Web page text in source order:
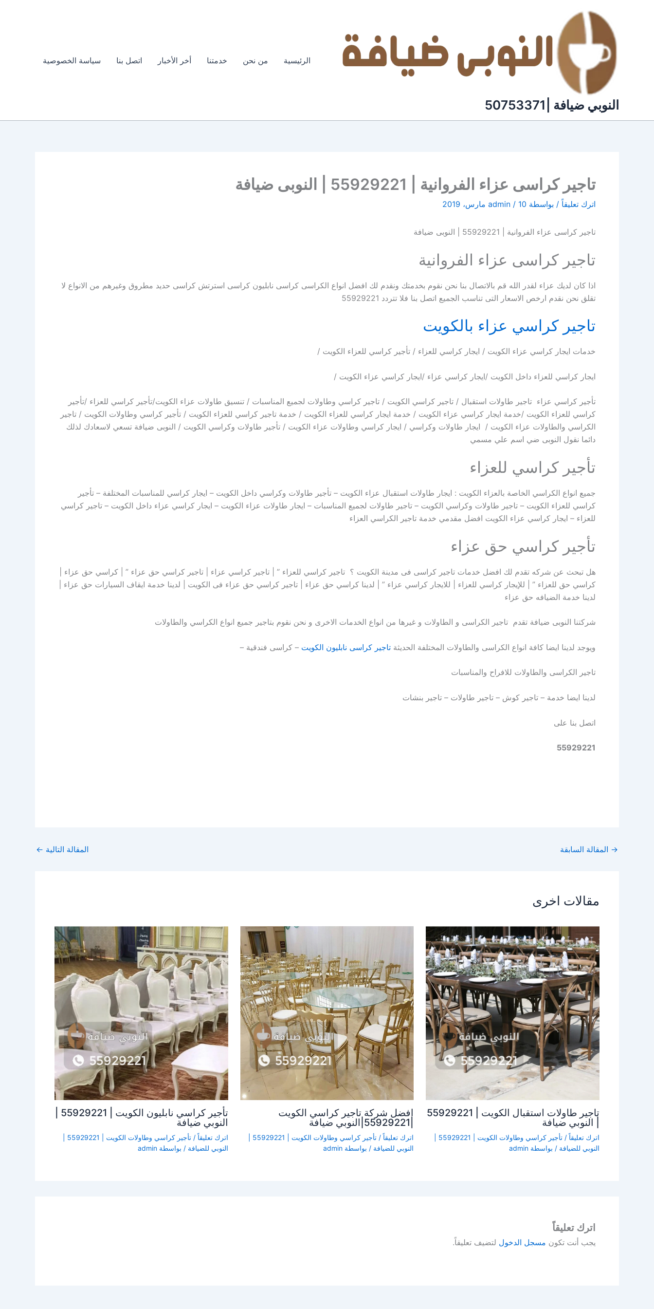
النوبي ضيافة |50753371
الرئيسية من نحن خدمتنا أخر الأخبار اتصل بنا سياسة الخصوصية
تاجير كراسى عزاء الفروانية | 55929221 | النوبى ضيافة
اترك تعليقاً / بواسطة admin / 10 مارس، 2019
تاجير كراسى عزاء الفروانية | 55929221 | النوبى ضيافة
تاجير كراسى عزاء الفروانية
اذا كان لديك عزاء لقدر الله قم بالاتصال بنا نحن نقوم بخدمتك ونقدم لك افضل انواع الكراسى كراسى نابليون كراسى استرتش كراسى حديد مطروق وغيرهم من الانواع لا
تقلق نحن نقدم ارخص الاسعار التى تناسب الجميع اتصل بنا فلا تتردد 55929221
تاجير كراسي عزاء بالكويت
خدمات ايجار كراسي عزاء الكويت / ايجار كراسي للعزاء / تأجير كراسي للعزاء الكويت /
ايجار كراسي للعزاء داخل الكويت /ايجار كراسي عزاء /ايجار كراسي عزاء الكويت /
تأجير كراسي عزاء تاجير طاولات استقبال / تاجير كراسي الكويت / تاجير كراسي وطاولات لجميع المناسبات / تنسيق طاولات عزاء الكويت/تأجير كراسي للعزاء /تأجير
كراسي للعزاء الكويت /خدمة ايجار كراسي عزاء الكويت / خدمة ايجار كراسي للعزاء الكويت / خدمة تاجير كراسي للعزاء الكويت / تأجير كراسي وطاولات الكويت / تاجير
الكراسي والطاولات عزاء الكويت / ايجار طاولات وكراسي / ايجار كراسي وطاولات عزاء الكويت / تأجير طاولات وكراسي الكويت / النوبى ضيافة تسعي لاسعادك لذلك
دائما نقول النوبى ضي اسم علي مسمي
تأجير كراسي للعزاء
جميع انواع الكراسي الخاصة بالعزاء الكويت : ايجار طاولات استقبال عزاء الكويت – تأجير طاولات وكراسي داخل الكويت – ايجار كراسي للمناسبات المختلفة – تأجير
كراسي للعزاء الكويت – تاجير طاولات وكراسي الكويت – تاجير طاولات لجميع المناسبات – ايجار طاولات عزاء الكويت – ايجار كراسي عزاء داخل الكويت – تاجير كراسي
للعزاء – ايجار كراسي عزاء الكويت افضل مقدمي خدمة تاجير الكراسي العزاء
تأجير كراسي حق عزاء
هل تبحث عن شركه تقدم لك افضل خدمات تاجير كراسى فى مدينة الكويت ؟ تاجير كراسي للعزاء ” | تاجير كراسي عزاء | تاجير كراسي حق عزاء ” | كراسي حق عزاء |
كراسي حق للعزاء ” | للإيجار كراسي للعزاء | للايجار كراسي عزاء ” | لدينا كراسي حق عزاء | تاجير كراسي حق عزاء فى الكويت | لدينا خدمة ايقاف السيارات حق عزاء |
لدينا خدمة الضيافه حق عزاء
شركتنا النوبى ضيافة تقدم تاجير الكراسى و الطاولات و غيرها من انواع الخدمات الاخرى و نحن نقوم بتاجير جميع انواع الكراسي والطاولات
ويوجد لدينا ايضا كافة انواع الكراسى والطاولات المختلفة الحديثة تاجير كراسى نابليون الكويت – كراسى فندقية –
تاجير الكراسى والطاولات للافراح والمناسبات
لدينا ايضا خدمة – تاجير كوش – تاجير طاولات – تاجير بنشات
اتصل بنا على
55929221
→ المقالة السابقة المقالة التالية ←
مقالات اخرى
تاجير طاولات استقبال الكويت | 55929221
| النوبي ضيافة
اترك تعليقاً /
النوبي للضيافة / بواسطة admin
افضل شركة تاجير كراسي الكويت
اترك تعليقاً /
النوبي للضيافة / بواسطة admin
النوبي ضيافة
اترك تعليقاً /
النوبي للضيافة / بواسطة admin
اترك تعليقاً
يجب أنت تكون مسجل الدخول لتضيف تعليقاً.